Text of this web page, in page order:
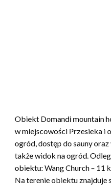
Obiekt Domandi mountain
w miejscowości Przesieka i
ogród, dostęp do sauny
także widok na ogród.
obiektu: Wang Church – 11
Na terenie obiektu znajduje